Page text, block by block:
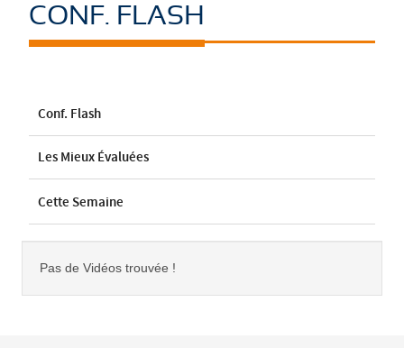
CONF. FLASH
Conf. Flash
Les Mieux Évaluées
Cette Semaine
Pas de Vidéos trouvée !